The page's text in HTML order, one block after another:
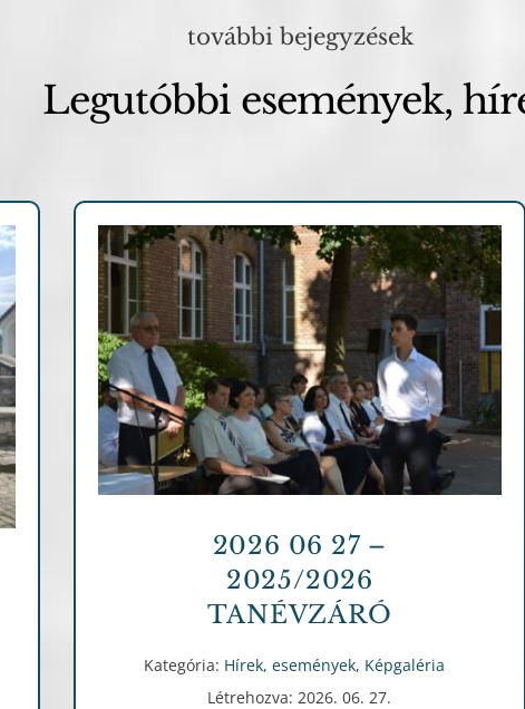
további bejegyzések
Legutóbbi események,
Hírek, események Képgaléria
2026 06 27 –
2025/2026
TANÉVZÁRÓ
Kategória: Hírek, események, Képgaléria
Létrehozva: 2026. 06. 27.